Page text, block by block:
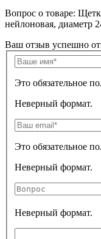
Вопрос о товаре:
нейлоновая, диаметр
Ваш отзыв успешно
Это обязательное
Неверный формат.
Это обязательное
Неверный формат.
Неверный формат.